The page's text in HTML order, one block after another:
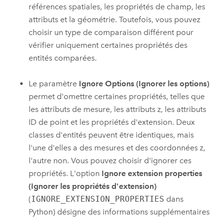
références spatiales, les propriétés de champ, les
attributs et la géométrie. Toutefois, vous pouvez
choisir un type de comparaison différent pour
vérifier uniquement certaines propriétés des
entités comparées.
Le paramètre Ignore Options (Ignorer les options)
permet d'omettre certaines propriétés, telles que
les attributs de mesure, les attributs z, les attributs
ID de point et les propriétés d'extension. Deux
classes d'entités peuvent être identiques, mais
l'une d'elles a des mesures et des coordonnées z,
l'autre non. Vous pouvez choisir d'ignorer ces
propriétés. L'option Ignore extension properties
(Ignorer les propriétés d'extension)
(IGNORE_EXTENSION_PROPERTIES dans
Python) désigne des informations supplémentaires